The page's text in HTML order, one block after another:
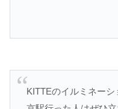
KITTEのイルミネー